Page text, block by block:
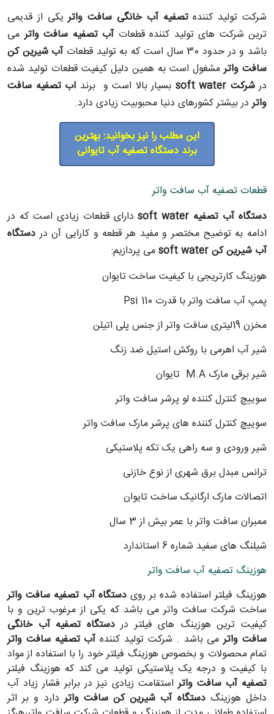
شرکت تولید کنندهتصفیه آب خانگی سافت واتریکی از قدیمی
ترین شرکت های تولید کننده قطعاتآب تصفیه سافت واترمی
باشد و در حدود 30 سال است که به تولید قطعات
آب شیرین کن
سافت واترمشغول است به همین دلیل کیفیت قطعات تولید شده
درشرکت soft water بسیار بالا است و برند اب تصفیه سافت
واتردر بیشتر کشورهای دنیا محبوبیت زیادی دارد.
این مطلب را نیز بخوانید: بهترین
برند دستگاه تصفیه آب تایوانی
قطعات تصفیه آب سافت واتر
دستگاه آب تصفیه soft water
دارای قطعات زیادی است که در
ادامه به توضیح مختصر و مفید هر قطعه و کارایی آن در دستگاه
آب شیرین کن soft water
می پردازیم:
هوزینگ کارتریجی با کیفیت ساخت تایوان
پمپ آب سافت واتر با قدرت 110 Psi
مخزن 19لیتری سافت واتر از جنس پلی اتیلن
شیر آب اهرمی با روکش استیل ضد زنگ
شیر برقی مارک M.A تایوان
سوییچ کنترل کننده لو پرشر سافت واتر
سوییچ کنترل کننده های پرشر مارک سافت واتر
شیر ورودی و سه راهی یک تکه پلاستیکی
ترانس مبدل برق شهری از نوع خازنی
اتصالات مارک ارگانیک ساخت تایوان
ممبران سافت واتر با عمر بیش از 3 سال
شیلنگ های سفید شماره 6 استاندارد
هوزینگ تصفیه آب سافت واتر
هوزینگ فیلتر استفاده شده بر رویدستگاه آب تصفیه سافت واتر
ساخت شرکت سافت واتر می باشد که یکی از مرغوب ترین و با
کیفیت ترین هوزینگ های فیلتر دردستگاه تصفیه آب خانگی
سافت واترمی باشد . شرکت تولید کنندهآب تصفیه سافت واتر
تمام محصولات و بخصوص هوزینگ فیلتر خود را با استفاده از مواد
با کیفیت و درجه یک پلاستیکی تولید می کند که هوزینگ فیلتر
تصفیه آب سافت واتراستقامت زیادی نیز در برابر فشار زیاد آب
داخل هوزینگدستگاه آب شیرین کن سافت واتردارد و بر اثر